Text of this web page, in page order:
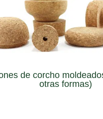
de corcho
otras formas)
corcho moldeados son un
a la hora de abrir